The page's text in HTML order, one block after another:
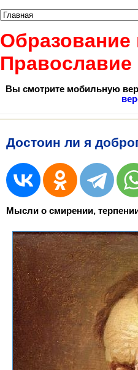
Образование
Православие
Вы смотрите мобильную
Достоин ли я
Мысли о смирении,